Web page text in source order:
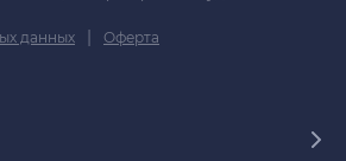
данных | Оферта